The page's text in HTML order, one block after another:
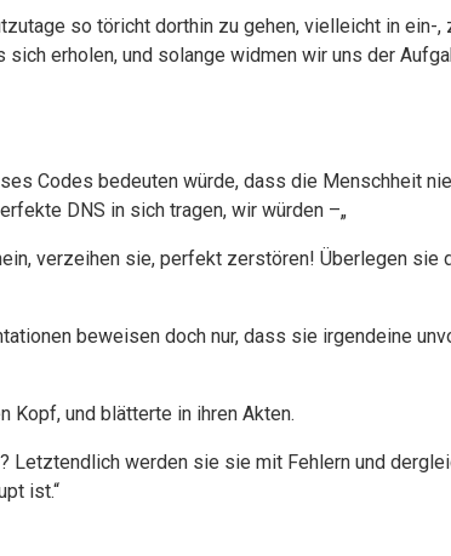
so töricht dorthin zu gehen, vielleicht in ein-,
sich erholen, und solange widmen wir uns der
Codes bedeuten würde, dass die Menschheit
DNS in sich tragen, wir würden –„
verzeihen sie, perfekt zerstören! Überlegen sie
beweisen doch nur, dass sie irgendeine
Kopf, und blätterte in ihren Akten.
Letztendlich werden sie sie mit Fehlern und
ist.“